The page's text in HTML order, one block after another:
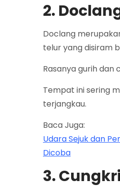
2.
Doclang
telur yang disiram
Rasanya gurih dan
Tempat ini sering
terjangkau.
Baca Juga:
Udara Sejuk dan
Dicoba
3.